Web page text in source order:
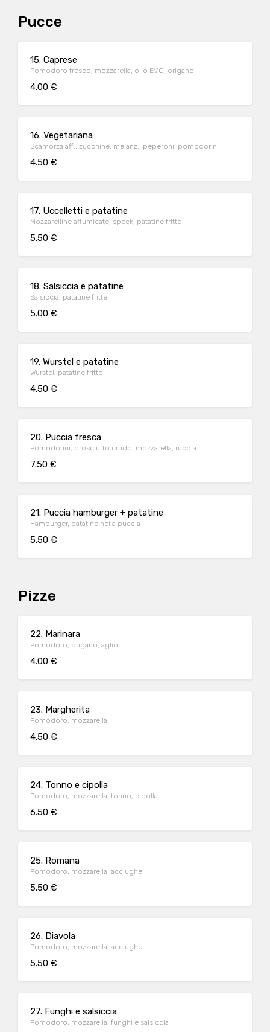
Pucce
15. Caprese
Pomodoro fresco, mozzarella, olio EVO, origano
4.00 €
16. Vegetariana
Scamorza aff., zucchine, melanz., peperoni, pomodorini
4.50 €
17. Uccelletti e patatine
Mozzarelline affumicate, speck, patatine fritte
5.50 €
18. Salsiccia e patatine
Salsiccia, patatine fritte
5.00 €
19. Wurstel e patatine
Wurstel, patatine fritte
4.50 €
20. Puccia fresca
Pomodorini, prosciutto crudo, mozzarella, rucola
7.50 €
21. Puccia hamburger + patatine
Hamburger, patatine nella puccia
5.50 €
Pizze
22. Marinara
Pomodoro, origano, aglio
4.00 €
23. Margherita
Pomodoro, mozzarella
4.50 €
24. Tonno e cipolla
Pomodoro, mozzarella, tonno, cipolla
6.50 €
25. Romana
Pomodoro, mozzarella, acciughe
5.50 €
26. Diavola
Pomodoro, mozzarella, acciughe
5.50 €
27. Funghi e salsiccia
Pomodoro, mozzarella, funghi e salsiccia